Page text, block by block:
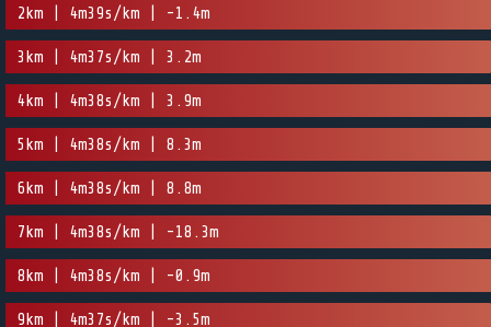
2km | 4m39s/km | -1.4m
3km | 4m37s/km | 3.2m
4km | 4m38s/km | 3.9m
5km | 4m38s/km | 8.3m
6km | 4m38s/km | 8.8m
7km | 4m38s/km | -18.3m
8km | 4m38s/km | -0.9m
9km | 4m37s/km | -3.5m